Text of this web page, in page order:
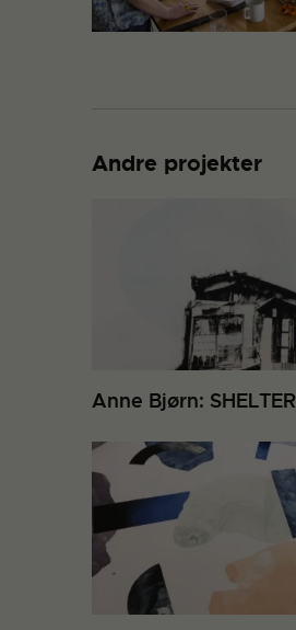
Andre projekter
Anne Bjørn: SHELTER